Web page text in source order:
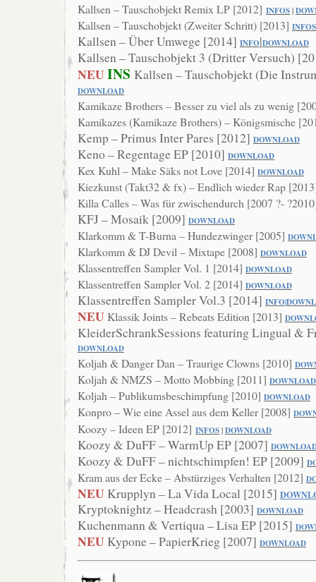
Kallsen – Tauschobjekt Remix LP [2012] INFOS|
Kallsen – Tauschobjekt (Zweiter Schritt) [2013] INFOS
Kallsen – Über Umwege [2014] INFO|DOWNLOAD
Kallsen – Tauschobjekt 3 (Dritter Versuch)
NEUINS Kallsen – Tauschobjekt (Die
DOWNLOAD
Kamikaze Brothers – Besser zu viel als zu wenig
Kamikazes (Kamikaze Brothers) – Königsmische
Kemp – Primus Inter Pares [2012] DOWNLOAD
Keno – Regentage EP [2010] DOWNLOAD
Kex Kuhl – Make Säks not Love [2014] DOWNLOAD
Kiezkunst (Takt32 & fx) – Endlich wieder Rap
Killa Calles – Was für zwischendurch [2007 ?-
KFJ – Mosaik [2009] DOWNLOAD
Klarkomm & T-Burna – Hundezwinger [2005] DOWN
Klarkomm & DJ Devil – Mixtape [2008] DOWNLOAD
Klassentreffen Sampler Vol. 1 [2014] DOWNLOAD
Klassentreffen Sampler Vol. 2 [2014] DOWNLOAD
Klassentreffen Sampler Vol.3 [2014] INFO|
NEUKlassik Joints – Rebeats Edition [2013]
KleiderSchrankSessions featuring Lingual &
DOWNLOAD
Koljah & Danger Dan – Traurige Clowns [2010]
Koljah & NMZS – Motto Mobbing [2011] DOWNLOAD
Koljah – Publikumsbeschimpfung [2010] DOWNLOAD
Konpro – Wie eine Assel aus dem Keller [2008]
Koozy – Ideen EP [2012] INFOS|DOWNLOAD
Koozy & DuFF – WarmUp EP [2007] DO
Koozy & DuFF – nichtschimpfen! EP [2009]
Kram aus der Ecke – Abstürziges Verhalten [2012]
NEU Krupplyn – La Vida Local [2015]
Kryptoknightz – Headcrash [2003] DOWNLOAD
Kuchenmann & Vertiqua – Lisa EP [2015]
NEU Kypone – PapierKrieg [2007] DOWNLOAD